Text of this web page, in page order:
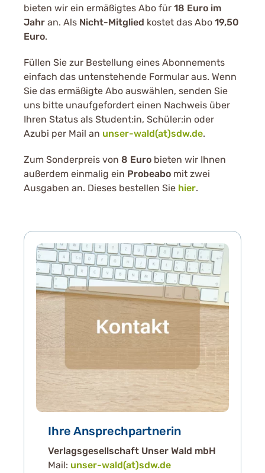
bieten wir ein ermäßigtes Abo für 18 Euro im
Jahr an. Als Nicht-Mitglied kostet das Abo 19,50
Euro.
Füllen Sie zur Bestellung eines Abonnements
einfach das untenstehende Formular aus. Wenn
Sie das ermäßigte Abo auswählen, senden Sie
uns bitte unaufgefordert einen Nachweis über
Ihren Status als Student:in, Schüler:in oder
Azubi per Mail an unser-wald(at)sdw.de.
Zum Sonderpreis von 8 Euro bieten wir Ihnen
außerdem einmalig ein Probeabo mit zwei
Ausgaben an. Dieses bestellen Sie hier.
Ihre Ansprechpartnerin
Verlagsgesellschaft Unser Wald mbH
Mail: unser-wald(at)sdw.de